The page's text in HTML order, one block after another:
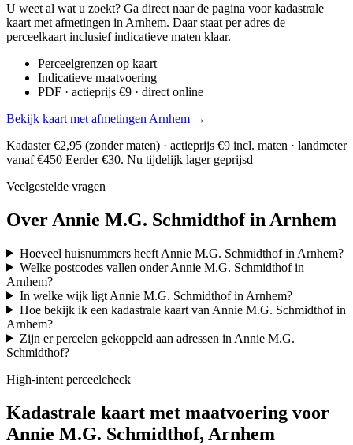
U weet al wat u zoekt? Ga direct naar de pagina voor kadastrale
kaart met afmetingen in Arnhem. Daar staat per adres de
perceelkaart inclusief indicatieve maten klaar.
Perceelgrenzen op kaart
Indicatieve maatvoering
PDF · actieprijs €9 · direct online
Bekijk kaart met afmetingen Arnhem →
Kadaster €2,95 (zonder maten) · actieprijs €9 incl. maten · landmeter
vanaf €450 Eerder €30. Nu tijdelijk lager geprijsd
Veelgestelde vragen
Over Annie M.G. Schmidthof in Arnhem
Hoeveel huisnummers heeft Annie M.G. Schmidthof in Arnhem?
Welke postcodes vallen onder Annie M.G. Schmidthof in
Arnhem?
In welke wijk ligt Annie M.G. Schmidthof in Arnhem?
Hoe bekijk ik een kadastrale kaart van Annie M.G. Schmidthof in
Arnhem?
Zijn er percelen gekoppeld aan adressen in Annie M.G.
Schmidthof?
High-intent perceelcheck
Kadastrale kaart met maatvoering voor
Annie M.G. Schmidthof, Arnhem